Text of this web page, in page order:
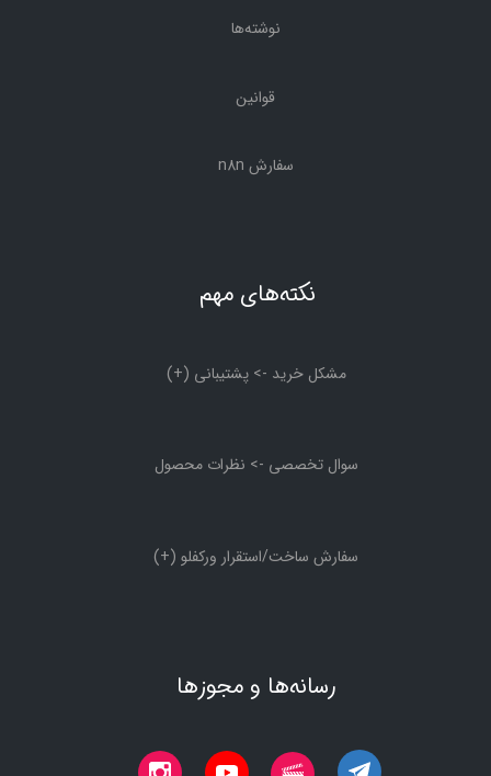
نوشته‌ها
قوانین
سفارش n8n
نکته‌های مهم
مشکل خرید -> پشتیبانی (+)
سوال تخصصی -> نظرات محصول
سفارش ساخت/استقرار ورکفلو (+)
رسانه‌ها و مجوزها